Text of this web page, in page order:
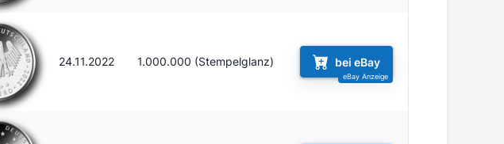
24.11.2022 1.000.000 (Stempelglanz) bei eBay